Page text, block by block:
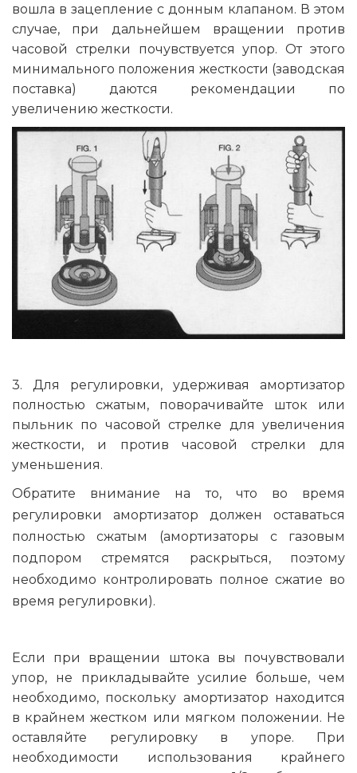
вошла в зацепление с донным клапаном. В этом
случае, при дальнейшем вращении против
часовой стрелки почувствуется упор. От этого
минимального положения жесткости (заводская
поставка) даются рекомендации по
увеличению жесткости.
3. Для регулировки, удерживая амортизатор
полностью сжатым, поворачивайте шток или
пыльник по часовой стрелке для увеличения
жесткости, и против часовой стрелки для
уменьшения.
Обратите внимание на то, что во время
регулировки амортизатор должен оставаться
полностью сжатым (амортизаторы с газовым
подпором стремятся раскрыться, поэтому
необходимо контролировать полное сжатие во
время регулировки).
Если при вращении штока вы почувствовали
упор, не прикладывайте усилие больше, чем
необходимо, поскольку амортизатор находится
в крайнем жестком или мягком положении. Не
оставляйте регулировку в упоре. При
необходимости использования крайнего